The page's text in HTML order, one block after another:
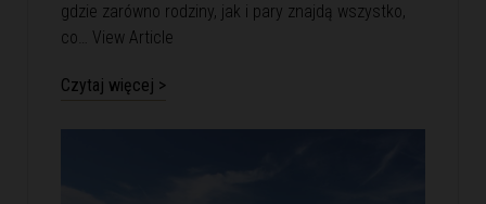
gdzie zarówno rodziny, jak i pary znajdą wszystko,
co… View Article
Czytaj więcej >